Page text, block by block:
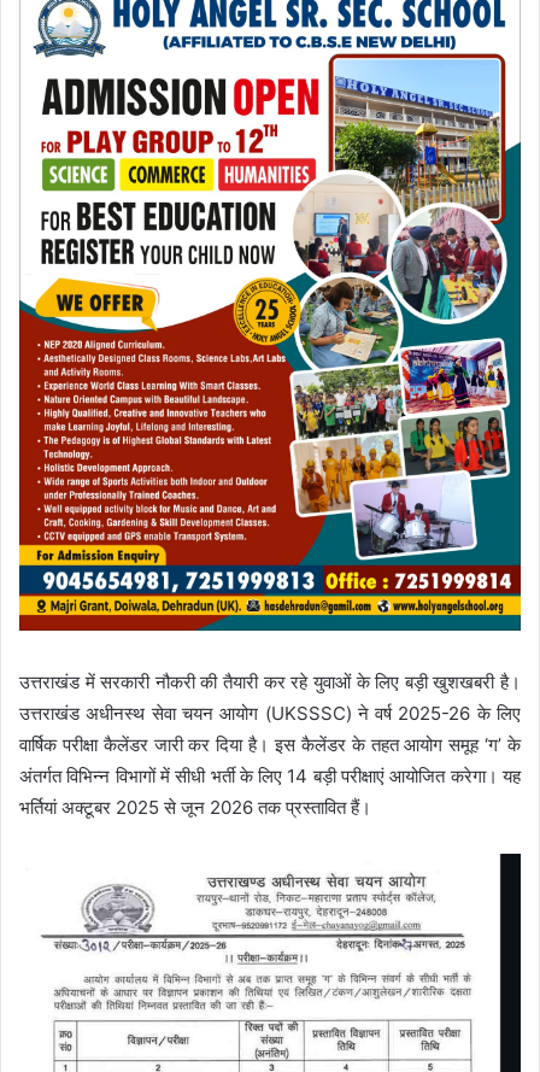
उत्तराखंड में सरकारी नौकरी की तैयारी कर रहे युवाओं के लिए बड़ी खुशखबरी है।
उत्तराखंड अधीनस्थ सेवा चयन आयोग (UKSSSC) ने वर्ष 2025-26 के लिए
वार्षिक परीक्षा कैलेंडरजारी कर दिया है। इस कैलेंडर के तहत आयोगसमूह ‘ग’ के
अंतर्गत विभिन्न विभागों में सीधी भर्तीके लिए 14 बड़ी परीक्षाएं आयोजित करेगा। यह
भर्तियांअक्टूबर 2025 से जून 2026तक प्रस्तावित हैं।